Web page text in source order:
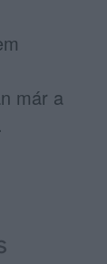
már a